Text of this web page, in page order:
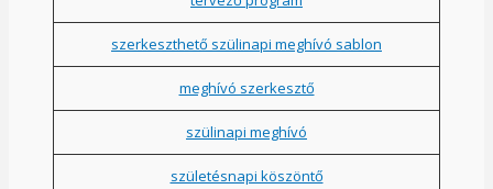
szerkeszthető szülinapi meghívó sablon
meghívó szerkesztő
szülinapi meghívó
születésnapi köszöntő